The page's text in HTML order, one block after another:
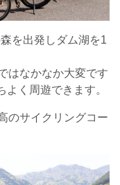
を出発しダム湖を1
はなかなか大変です
く周遊できます。
のサイクリングコー